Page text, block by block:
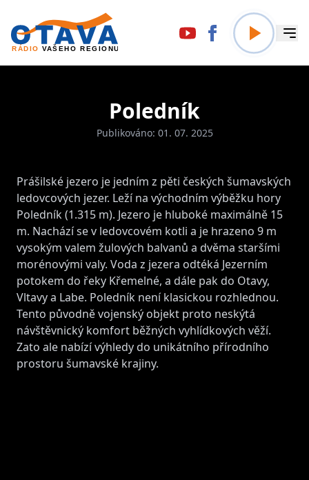
Poledník
Publikováno: 01. 07. 2025
Prášilské jezero je jedním z pěti českých šumavských
ledovcových jezer. Leží na východním výběžku hory
Poledník (1.315 m). Jezero je hluboké maximálně 15
m. Nachází se v ledovcovém kotli a je hrazeno 9 m
vysokým valem žulových balvanů a dvěma staršími
morénovými valy. Voda z jezera odtéká Jezerním
potokem do řeky Křemelné, a dále pak do Otavy,
Vltavy a Labe. Poledník není klasickou rozhlednou.
Tento původně vojenský objekt proto neskýtá
návštěvnický komfort běžných vyhlídkových věží.
Zato ale nabízí výhledy do unikátního přírodního
prostoru šumavské krajiny.